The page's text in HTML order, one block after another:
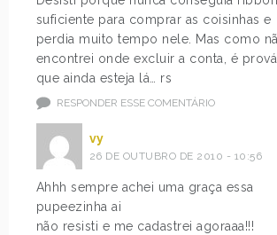
suficiente para comprar as coisinhas e
perdia muito tempo nele. Mas como
encontrei onde excluir a conta, é
que ainda esteja lá… rs
RESPONDER ESSE COMENTÁRIO
vy
26 DE OUTUBRO DE 2010 - 10:56
Ahhh sempre achei uma graça essa
pupeezinha ai
não resisti e me cadastrei agoraaa!!!